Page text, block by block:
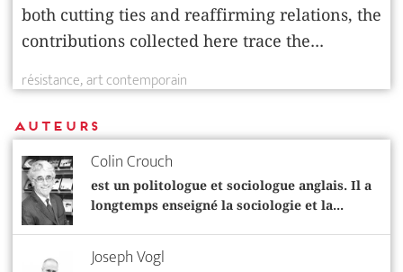
both cutting ties and reaffirming relations, the
contributions collected here trace the...
résistance art contemporain
Auteurs
Colin Crouch
est un politologue et sociologue anglais. Il a
longtemps enseigné la sociologie et la...
Joseph Vogl